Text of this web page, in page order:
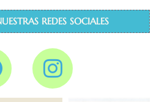
REDES SOCIALES